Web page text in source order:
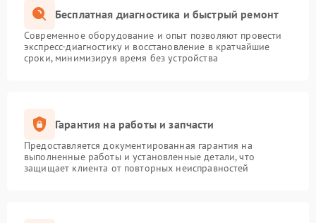
Бесплатная диагностика и быстрый ремонт
Современное оборудование и опыт позволяют провести
экспресс-диагностику и восстановление в кратчайшие
сроки, минимизируя время без устройства
Гарантия на работы и запчасти
Предоставляется документированная гарантия на
выполненные работы и установленные детали, что
защищает клиента от повторных неисправностей